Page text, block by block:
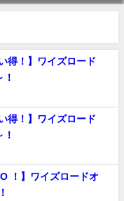
得！】ワイズロード
得！】ワイズロード
！】ワイズロードオ